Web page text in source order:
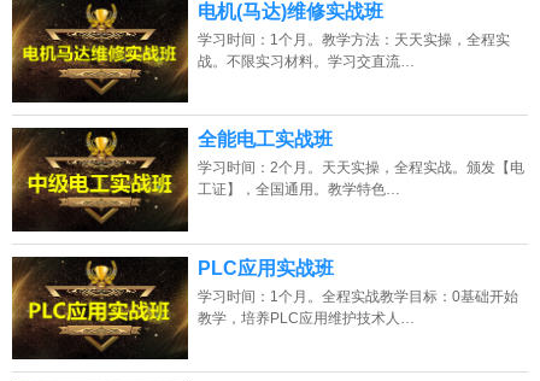
电机(马达)维修实战班
学习时间：1个月。教学方法：天天实操，全程实
战。不限实习材料。学习交直流…
全能电工实战班
学习时间：2个月。天天实操，全程实战。颁发【电
工证】，全国通用。教学特色…
PLC应用实战班
学习时间：1个月。全程实战教学目标：0基础开始
教学，培养PLC应用维护技术人…